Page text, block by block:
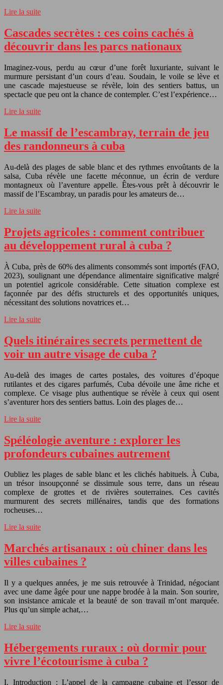
Lire la suite
Cascades secrètes : ces coins cachés à
découvrir dans les parcs nationaux
Imaginez-vous, perdu au cœur d’une forêt luxuriante, suivant le
murmure persistant d’un cours d’eau. Soudain, le voile se lève et
une cascade majestueuse se révèle, loin des sentiers battus, un
spectacle que peu ont la chance de contempler. C’est l’expérience…
Lire la suite
Le massif de l’escambray, terrain de jeu
des randonneurs à cuba
Au-delà des plages de sable blanc et des rythmes envoûtants de la
salsa, Cuba révèle une facette méconnue, un écrin de verdure
montagneux où l’aventure appelle. Êtes-vous prêt à découvrir le
massif de l’Escambray, un paradis pour les amateurs de…
Lire la suite
Projets agricoles : comment contribuer
au développement rural à cuba ?
À Cuba, près de 60% des aliments consommés sont importés (FAO,
2023), soulignant une dépendance alimentaire significative malgré
un potentiel agricole considérable. Cette situation complexe est
façonnée par des défis structurels et des opportunités uniques,
nécessitant des solutions novatrices et…
Lire la suite
Quels itinéraires secrets permettent de
voir un autre visage de cuba ?
Au-delà des images de cartes postales, des voitures d’époque
rutilantes et des cigares parfumés, Cuba dévoile une âme riche et
complexe. Ce visage plus authentique se révèle à ceux qui osent
s’aventurer hors des sentiers battus. Loin des plages de…
Lire la suite
Spéléologie aventure : explorer les
profondeurs cubaines autrement
Oubliez les plages de sable blanc et les clichés habituels. À Cuba,
un trésor insoupçonné se dissimule sous terre, dans un réseau
complexe de grottes et de rivières souterraines. Ces cavités
murmurent des secrets millénaires, tandis que des formations
rocheuses…
Lire la suite
Marchés artisanaux : où chiner dans les
villes cubaines ?
Il y a quelques années, je me suis retrouvée à Trinidad, négociant
avec une dame âgée pour une nappe brodée à la main. Son sourire,
son insistance amicale et la beauté de son travail m’ont marquée.
Plus qu’un simple achat,…
Lire la suite
Hébergements ruraux : où dormir pour
vivre l’écotourisme à cuba ?
I. Introduction : L’appel de la campagne cubaine et l’essor de